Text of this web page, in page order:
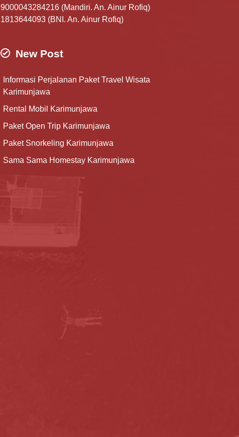
9000043284216 (Mandiri. An. Ainur Rofiq)
1813644093 (BNI. An. Ainur Rofiq)
New Post
Informasi Perjalanan Paket Travel Wisata
Karimunjawa
Rental Mobil Karimunjawa
Paket Open Trip Karimunjawa
Paket Snorkeling Karimunjawa
Sama Sama Homestay Karimunjawa